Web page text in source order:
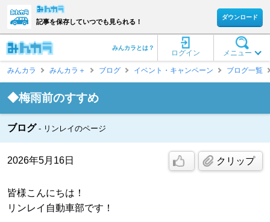
記事を保存していつでも見られる！
ダウンロード
メニュー
ログイン
みんカラとは？
みんカラ みんカラ＋ ブログ イベント・キャンペーン ブログ一覧
◆梅雨前のすすめ
ブログ リンレイのページ
2026年5月16日 クリップ
皆様こんにちは！
リンレイ自動車部です！